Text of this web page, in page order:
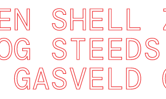
SHELL